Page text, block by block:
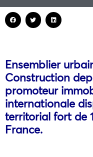
Ensemblier
Construction
promoteur
internationale
territorial fort de
France.